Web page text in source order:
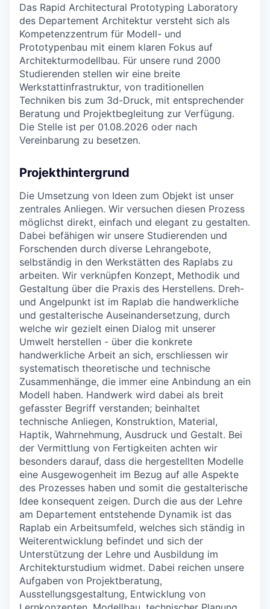
Das Rapid Architectural Prototyping Laboratory
des Departement Architektur versteht sich als
Kompetenzzentrum für Modell- und
Prototypenbau mit einem klaren Fokus auf
Architekturmodellbau. Für unsere rund 2000
Studierenden stellen wir eine breite
Werkstattinfrastruktur, von traditionellen
Techniken bis zum 3d-Druck, mit entsprechender
Beratung und Projektbegleitung zur Verfügung.
Die Stelle ist per 01.08.2026 oder nach
Vereinbarung zu besetzen.
Projekthintergrund
Die Umsetzung von Ideen zum Objekt ist unser
zentrales Anliegen. Wir versuchen diesen Prozess
möglichst direkt, einfach und elegant zu gestalten.
Dabei befähigen wir unsere Studierenden und
Forschenden durch diverse Lehrangebote,
selbständig in den Werkstätten des Raplabs zu
arbeiten. Wir verknüpfen Konzept, Methodik und
Gestaltung über die Praxis des Herstellens. Dreh-
und Angelpunkt ist im Raplab die handwerkliche
und gestalterische Auseinandersetzung, durch
welche wir gezielt einen Dialog mit unserer
Umwelt herstellen - über die konkrete
handwerkliche Arbeit an sich, erschliessen wir
systematisch theoretische und technische
Zusammenhänge, die immer eine Anbindung an ein
Modell haben. Handwerk wird dabei als breit
gefasster Begriff verstanden; beinhaltet
technische Anliegen, Konstruktion, Material,
Haptik, Wahrnehmung, Ausdruck und Gestalt. Bei
der Vermittlung von Fertigkeiten achten wir
besonders darauf, dass die hergestellten Modelle
eine Ausgewogenheit im Bezug auf alle Aspekte
des Prozesses haben und somit die gestalterische
Idee konsequent zeigen. Durch die aus der Lehre
am Departement entstehende Dynamik ist das
Raplab ein Arbeitsumfeld, welches sich ständig in
Weiterentwicklung befindet und sich der
Unterstützung der Lehre und Ausbildung im
Architekturstudium widmet. Dabei reichen unsere
Aufgaben von Projektberatung,
Ausstellungsgestaltung, Entwicklung von